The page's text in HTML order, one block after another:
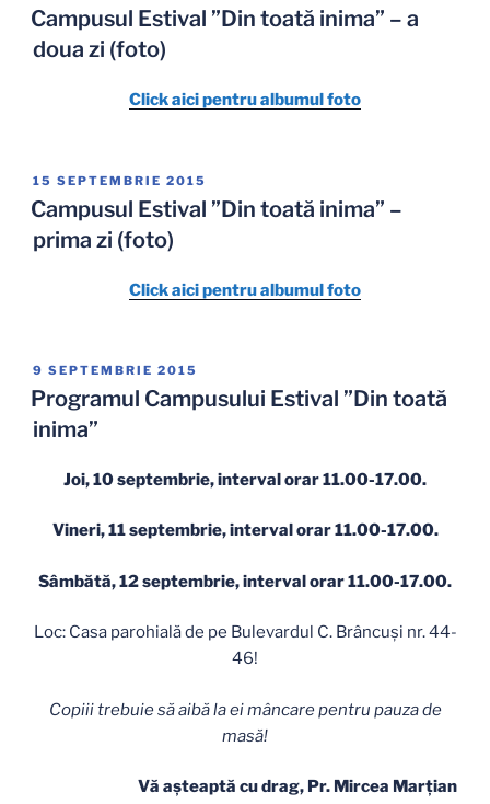
PE
Campusul Estival ”Din toată inima” – a
doua zi (foto)
Click aici pentru albumul foto
PUBLICAT
PE
15 SEPTEMBRIE 2015
Campusul Estival ”Din toată inima” –
prima zi (foto)
Click aici pentru albumul foto
PUBLICAT
PE
9 SEPTEMBRIE 2015
Programul Campusului Estival ”Din toată
inima”
Joi, 10 septembrie, interval orar 11.00-17.00.
Vineri, 11 septembrie, interval orar 11.00-17.00.
Sâmbătă, 12 septembrie, interval orar 11.00-17.00.
Loc: Casa parohială de pe Bulevardul C. Brâncuși nr. 44-
46!
Copiii trebuie să aibă la ei mâncare pentru pauza de
masă!
Vă așteaptă cu drag, Pr. Mircea Marțian